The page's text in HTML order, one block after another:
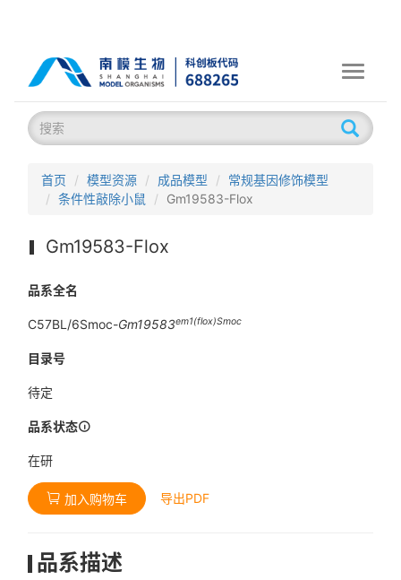
Toggle
首页 模型资源 成品模型
常规基因修饰模型
条件性敲除小鼠
Gm19583-Flox
Gm19583-Flox
品系全名
C57BL/6Smoc-Gm19583em1(flox)Smoc
目录号
待定
品系状态
在研
加入购物车 导出PDF
品系描述